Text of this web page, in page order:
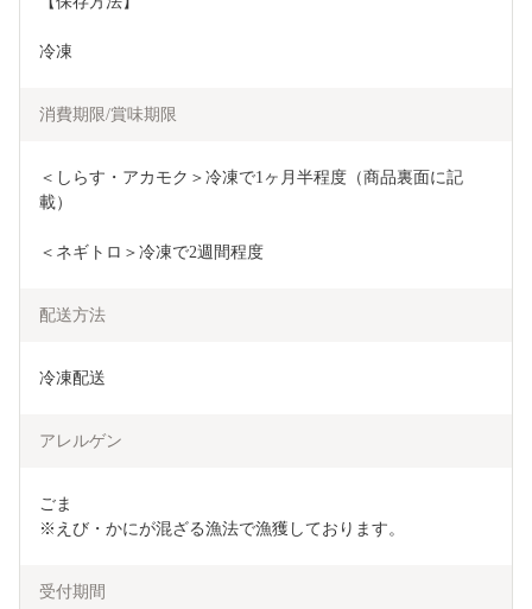
冷凍
消費期限/賞味期限
＜しらす・アカモク＞冷凍で1ヶ月半程度（商品裏面に記
載）
＜ネギトロ＞冷凍で2週間程度
配送方法
冷凍配送
アレルゲン
ごま
※えび・かにが混ざる漁法で漁獲しております。
受付期間